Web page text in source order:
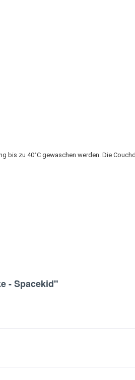
bis zu 40°C gewaschen werden. Die
- Spacekid"